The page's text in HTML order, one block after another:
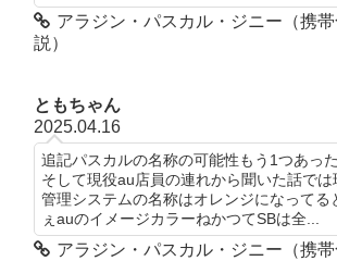
アラジン・パスカル・ジニー（携
説）
ともちゃん
2025.04.16
追記パスカルの名称の可能性もう1つあっ
そして現役au店員の連れから聞いた話で
管理システムの名称はオレンジになってる
ぇauのイメージカラーねかつてSBは全...
アラジン・パスカル・ジニー（携